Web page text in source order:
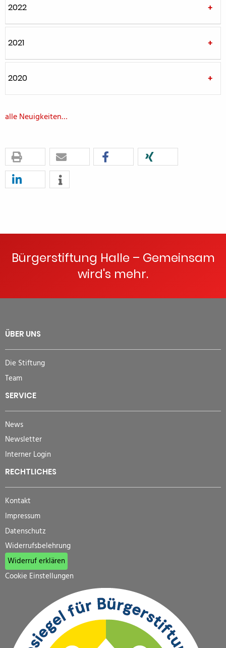
2022
2021
2020
alle Neuigkeiten…
Bürgerstiftung Halle – Gemeinsam
wird's mehr.
ÜBER UNS
Die Stiftung
Team
SERVICE
News
Newsletter
Interner Login
RECHTLICHES
Kontakt
Impressum
Datenschutz
Widerrufsbelehrung
Widerruf erklären
Cookie Einstellungen